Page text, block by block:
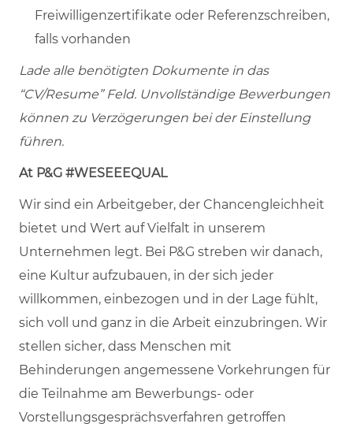
Freiwilligenzertifikate oder Referenzschreiben,
falls vorhanden
Lade alle benötigten Dokumente in das
“CV/Resume” Feld. Unvollständige Bewerbungen
können zu Verzögerungen bei der Einstellung
führen.
At P&G #WESEEEQUAL
Wir sind ein Arbeitgeber, der Chancengleichheit
bietet und Wert auf Vielfalt in unserem
Unternehmen legt. Bei P&G streben wir danach,
eine Kultur aufzubauen, in der sich jeder
willkommen, einbezogen und in der Lage fühlt,
sich voll und ganz in die Arbeit einzubringen. Wir
stellen sicher, dass Menschen mit
Behinderungen angemessene Vorkehrungen für
die Teilnahme am Bewerbungs- oder
Vorstellungsgesprächsverfahren getroffen